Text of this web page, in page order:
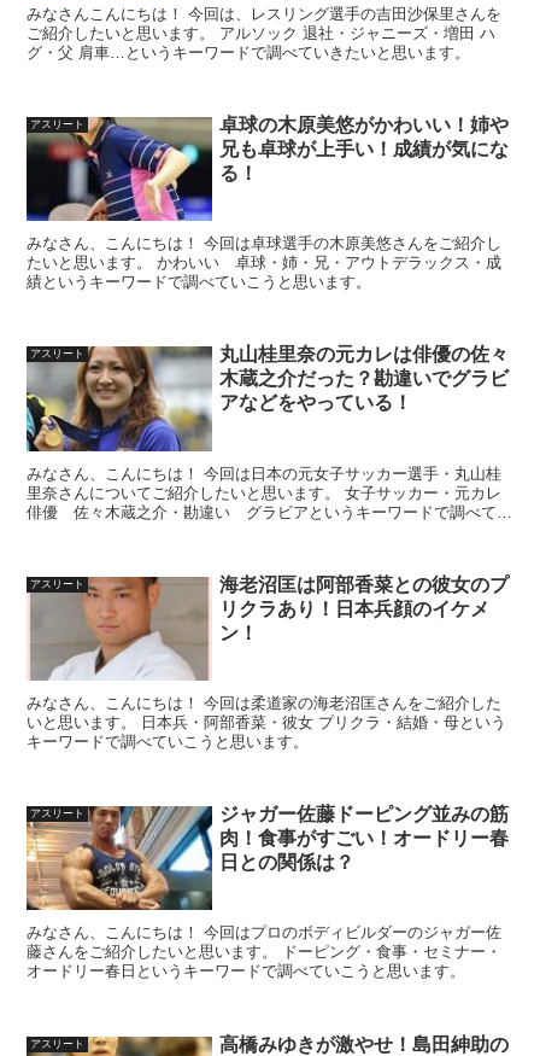
みなさんこんにちは！ 今回は、レスリング選手の吉田沙保里さんを
ご紹介したいと思います。 アルソック 退社・ジャニーズ・増田 ハ
グ・父 肩車…というキーワードで調べていきたいと思います。
アスリート
卓球の木原美悠がかわいい！姉や
兄も卓球が上手い！成績が気にな
る！
みなさん、こんにちは！ 今回は卓球選手の木原美悠さんをご紹介し
たいと思います。 かわいい 卓球・姉・兄・アウトデラックス・成
績というキーワードで調べていこうと思います。
アスリート
丸山桂里奈の元カレは俳優の佐々
木蔵之介だった？勘違いでグラビ
アなどをやっている！
みなさん、こんにちは！ 今回は日本の元女子サッカー選手・丸山桂
里奈さんについてご紹介したいと思います。 女子サッカー・元カレ
俳優 佐々木蔵之介・勘違い グラビアというキーワードで調べてい
アスリート
海老沼匡は阿部香菜との彼女のプ
リクラあり！日本兵顔のイケメ
ン！
みなさん、こんにちは！ 今回は柔道家の海老沼匡さんをご紹介した
いと思います。 日本兵・阿部香菜・彼女 プリクラ・結婚・母という
キーワードで調べていこうと思います。
アスリート
ジャガー佐藤ドーピング並みの筋
肉！食事がすごい！オードリー春
日との関係は？
みなさん、こんにちは！ 今回はプロのボディビルダーのジャガー佐
藤さんをご紹介したいと思います。 ドーピング・食事・セミナー・
オードリー春日というキーワードで調べていこうと思います。
アスリート
高橋みゆきが激やせ！島田紳助の